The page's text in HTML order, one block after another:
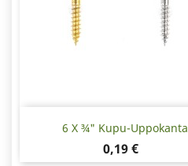
6 X ¾" Kupu-Uppokanta
Hinta
0,19 €